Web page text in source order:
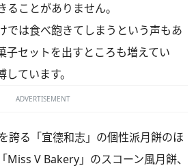
ることがありません。
では食べ飽きてしまうという声もあ
子セットを出すところも増えてい
ています。
ADVERTISEMENT
誇る「宜德和志」の個性派月餅のほ
Miss V Bakery」のスコーン風月餅、